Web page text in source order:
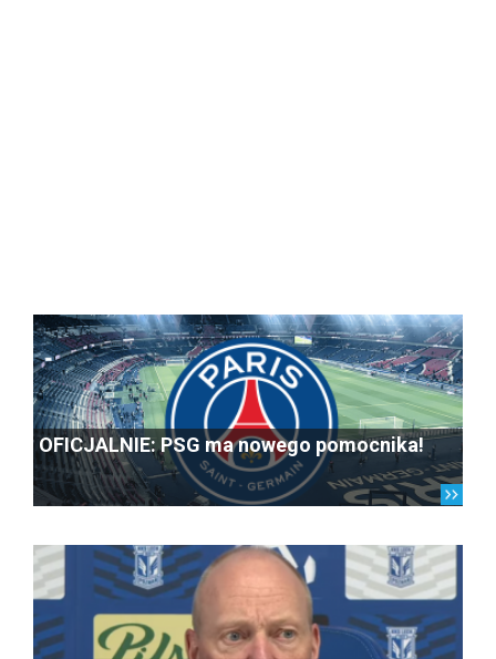
OFICJALNIE: PSG ma nowego pomocnika!